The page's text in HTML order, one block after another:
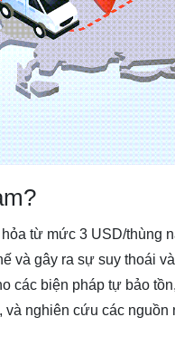
từ mức 3 USD/thùng
và gây ra sự suy thoái
các biện pháp tự bảo
nghiên cứu các